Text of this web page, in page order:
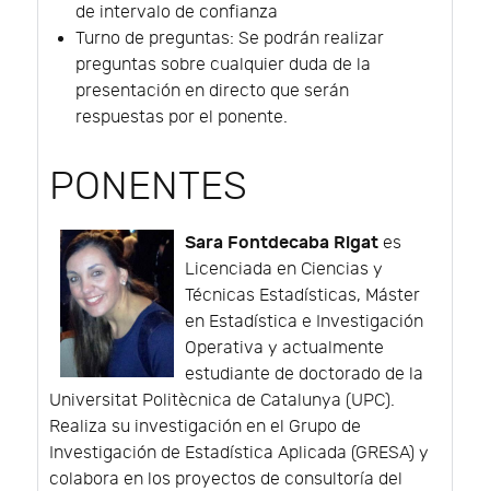
de intervalo de confianza
Turno de preguntas: Se podrán realizar
preguntas sobre cualquier duda de la
presentación en directo que serán
respuestas por el ponente.
PONENTES
Sara Fontdecaba Rigat es
Licenciada en Ciencias y
Técnicas Estadísticas, Máster
en Estadística e Investigación
Operativa y actualmente
estudiante de doctorado de la
Universitat Politècnica de Catalunya (UPC).
Realiza su investigación en el Grupo de
Investigación de Estadística Aplicada (GRESA) y
colabora en los proyectos de consultoría del